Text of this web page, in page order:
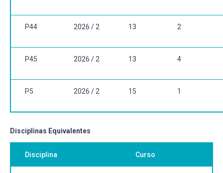
P44 2026 / 2 13 2
P45 2026 / 2 13 4
P5 2026 / 2 15 1
Disciplinas Equivalentes
Disciplina Curso